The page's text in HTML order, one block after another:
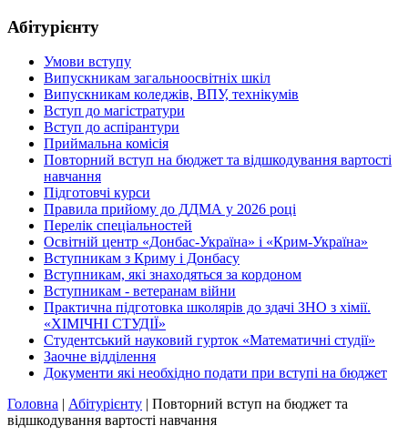
Абітурієнту
Умови вступу
Випускникам загальноосвітніх шкіл
Випускникам коледжів, ВПУ, технікумів
Вступ до магістратури
Вступ до аспірантури
Приймальна комісія
Повторний вступ на бюджет та відшкодування вартості
навчання
Підготовчі курси
Правила прийому до ДДМА у 2026 році
Перелік спеціальностей
Освітній центр «Донбас-Україна» і «Крим-Україна»
Вступникам з Криму і Донбасу
Вступникам, які знаходяться за кордоном
Вступникам - ветеранам війни
Практична підготовка школярів до здачі ЗНО з хімії.
«ХІМІЧНІ СТУДІЇ»
Студентський науковий гурток «Математичні студії»
Заочне відділення
Документи які необхідно подати при вступі на бюджет
Головна | Абітурієнту | Повторний вступ на бюджет та
відшкодування вартості навчання